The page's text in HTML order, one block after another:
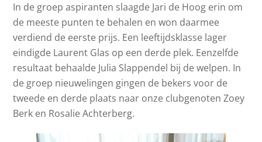
In de groep aspiranten slaagde Jari de Hoog erin om
de meeste punten te behalen en won daarmee
verdiend de eerste prijs. Een leeftijdsklasse lager
eindigde Laurent Glas op een derde plek. Eenzelfde
resultaat behaalde Julia Slappendel bij de welpen. In
de groep nieuwelingen gingen de bekers voor de
tweede en derde plaats naar onze clubgenoten Zoey
Berk en Rosalie Achterberg.